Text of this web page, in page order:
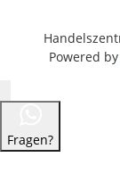
Powered by
Fragen?